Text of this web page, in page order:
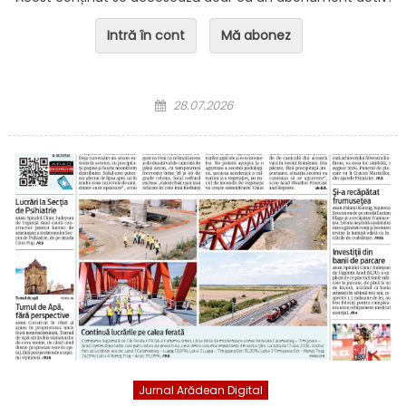
Intră în cont Mă abonez
Posted on
28.07.2026
Jurnal Arădean Digital